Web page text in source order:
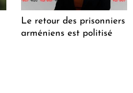
Le retour des prisonniers
arméniens est politisé